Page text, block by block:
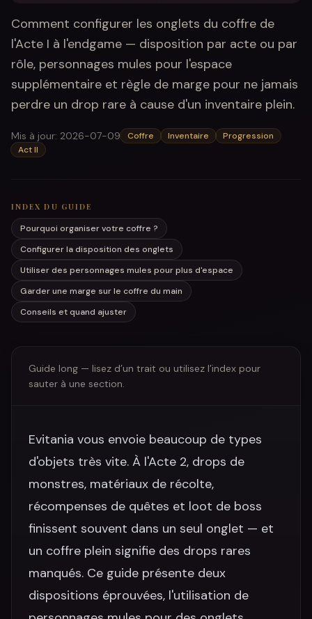
Comment configurer les onglets du coffre de
l'Acte I à l'endgame — disposition par acte ou par
rôle, personnages mules pour l'espace
supplémentaire et règle de marge pour ne jamais
perdre un drop rare à cause d'un inventaire plein.
Mis à jour: 2026-07-09 Coffre Inventaire
Progression
Act II
INDEX DU GUIDE
Pourquoi organiser votre coffre ?
Configurer la disposition des onglets
Utiliser des personnages mules pour plus d'espace
Garder une marge sur le coffre du main
Conseils et quand ajuster
Guide long — lisez d’un trait ou utilisez l’index pour
sauter à une section.
Evitania vous envoie beaucoup de types
d'objets très vite. À l'Acte 2, drops de
monstres, matériaux de récolte,
récompenses de quêtes et loot de boss
finissent souvent dans un seul onglet — et
un coffre plein signifie des drops rares
manqués. Ce guide présente deux
dispositions éprouvées, l'utilisation de